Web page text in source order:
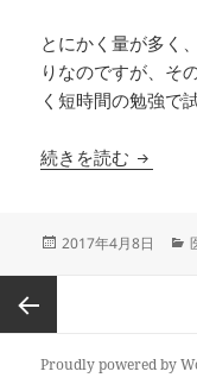
とにかく量が多く
りなのですが、そ
く短時間の勉強で
続きを読む 解剖学
投
2017年4月8日
前のペProudly powered by